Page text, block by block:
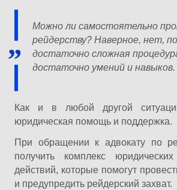
Можно ли самостоятельно
рейдерству? Наверное, нет,
достаточно сложная
достаточно умений и навыков.
Как и в любой другой
юридическая помощь и поддержка.
При обращении к адвокату по
получить комплекс
действий, которые помогут
и предупредить рейдерский захват.